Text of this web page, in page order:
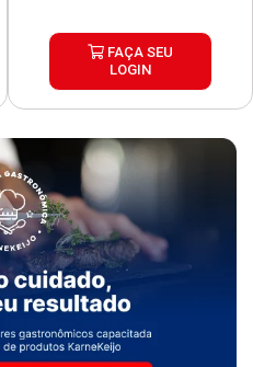
FAÇA SEU
LOGIN